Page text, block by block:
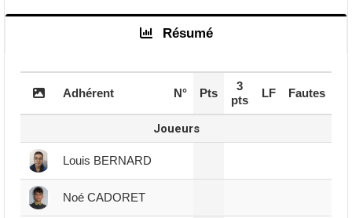
Résumé
Adhérent N° Pts
3
pts
LF Fautes
Joueurs
Louis BERNARD
Noé CADORET